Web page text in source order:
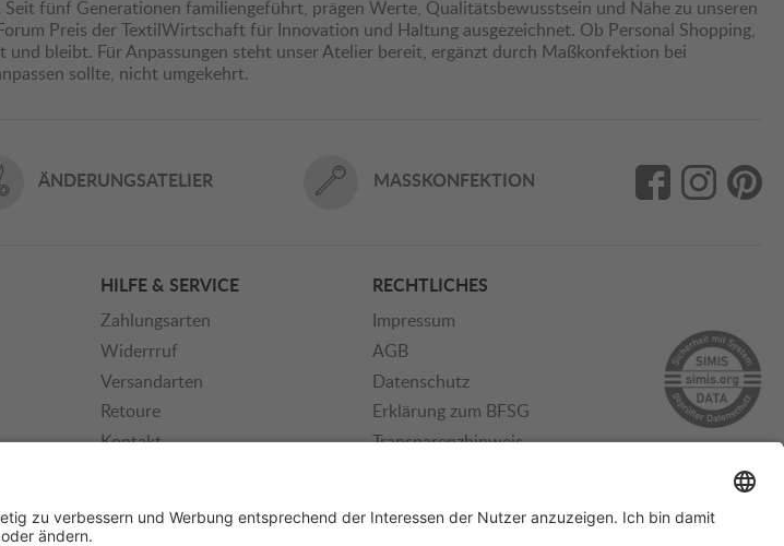
fünf Generationen familiengeführt, prägen Werte, Qualitätsbewusstsein und Nähe zu unseren
Preis der TextilWirtschaft für Innovation und Haltung ausgezeichnet. Ob Personal Shopping,
bleibt. Für Anpassungen steht unser Atelier bereit, ergänzt durch Maßkonfektion bei
sollte, nicht umgekehrt.
ÄNDERUNGSATELIER MASSKONFEKTION
HILFE & SERVICE
Zahlungsarten
Widerrruf
Versandarten
Retoure
Kontakt
RECHTLICHES
Impressum
AGB
Datenschutz
Erklärung zum BFSG
Transparenzhinweis